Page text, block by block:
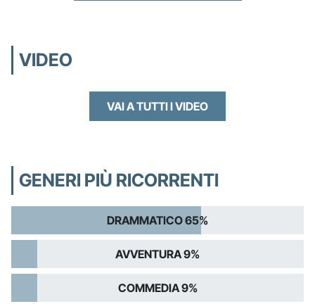
VIDEO
VAI A TUTTI I VIDEO
GENERI PIÙ RICORRENTI
DRAMMATICO 65%
AVVENTURA 9%
COMMEDIA 9%